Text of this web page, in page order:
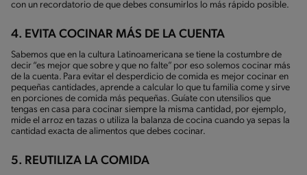
con un recordatorio de que debes consumirlos lo más rápido posible.
4. EVITA COCINAR MÁS DE LA CUENTA
Sabemos que en la cultura Latinoamericana se tiene la costumbre de
decir “es mejor que sobre y que no falte” por eso solemos cocinar más
de la cuenta. Para evitar el desperdicio de comida es mejor cocinar en
pequeñas cantidades, aprende a calcular lo que tu familia come y sirve
en porciones de comida más pequeñas. Guíate con utensilios que
tengas en casa para cocinar siempre la misma cantidad, por ejemplo,
mide el arroz en tazas o utiliza la balanza de cocina cuando ya sepas la
cantidad exacta de alimentos que debes cocinar.
5. REUTILIZA LA COMIDA